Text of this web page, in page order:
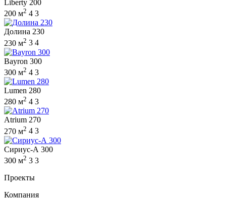
Liberty 200
200 м2 4 3
Долина 230
230 м2 3 4
Bayron 300
300 м2 4 3
Lumen 280
280 м2 4 3
Atrium 270
270 м2 4 3
Сириус-А 300
300 м2 3 3
Проекты
Компания